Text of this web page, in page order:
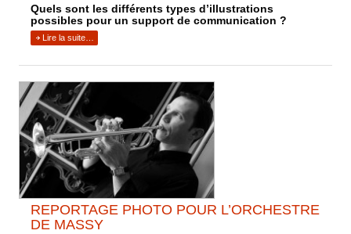
Quels sont les différents types d’illustrations
possibles pour un support de communication ?
Lire la suite…
REPORTAGE PHOTO POUR L’ORCHESTRE
DE MASSY